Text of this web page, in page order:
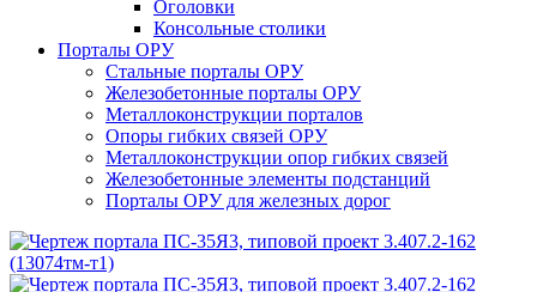
Оголовки
Консольные столики
Порталы ОРУ
Стальные порталы ОРУ
Железобетонные порталы ОРУ
Металлоконструкции порталов
Опоры гибких связей ОРУ
Металлоконструкции опор гибких связей
Железобетонные элементы подстанций
Порталы ОРУ для железных дорог